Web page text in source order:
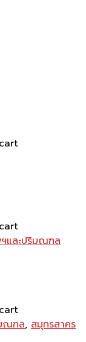
และปริมณฑล
ณฑล, สมุทรสาคร